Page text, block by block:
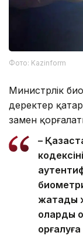
Фото: Kazinform
Министрлік
деректер
заңмен
–
жатады
оларды